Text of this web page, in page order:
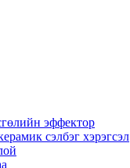
эффектор
сэлбэг хэрэгсэл